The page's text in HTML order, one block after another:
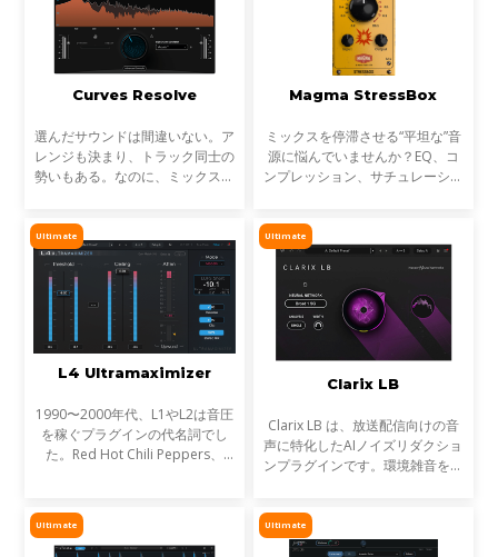
Curves Resolve
選んだサウンドは間違いない。ア
レンジも決まり、トラック同士の
勢いもある。なのに、ミックスが
らです。これが音のマスキングと
言われる現象です。
Magma StressBox
ミックスを停滞させる“平坦な”音
源に悩んでいませんか？EQ、コ
ンプレッション、サチュレーショ
のが StressBoxです。
Ultimate
L4 Ultramaximizer
1990〜2000年代、L1やL2は音圧
を稼ぐプラグインの代名詞でし
た。Red Hot Chili Peppers、
ウンドは世界を席巻しました。し
かし今、音楽は単なる音圧では
Ultimate
Clarix LB
Clarix LB は、放送配信向けの音
声に特化したAIノイズリダクショ
ンプラグインです。環境雑音をリ
イブ音声のトリートメントに最適
です。
Ultimate Ultimate